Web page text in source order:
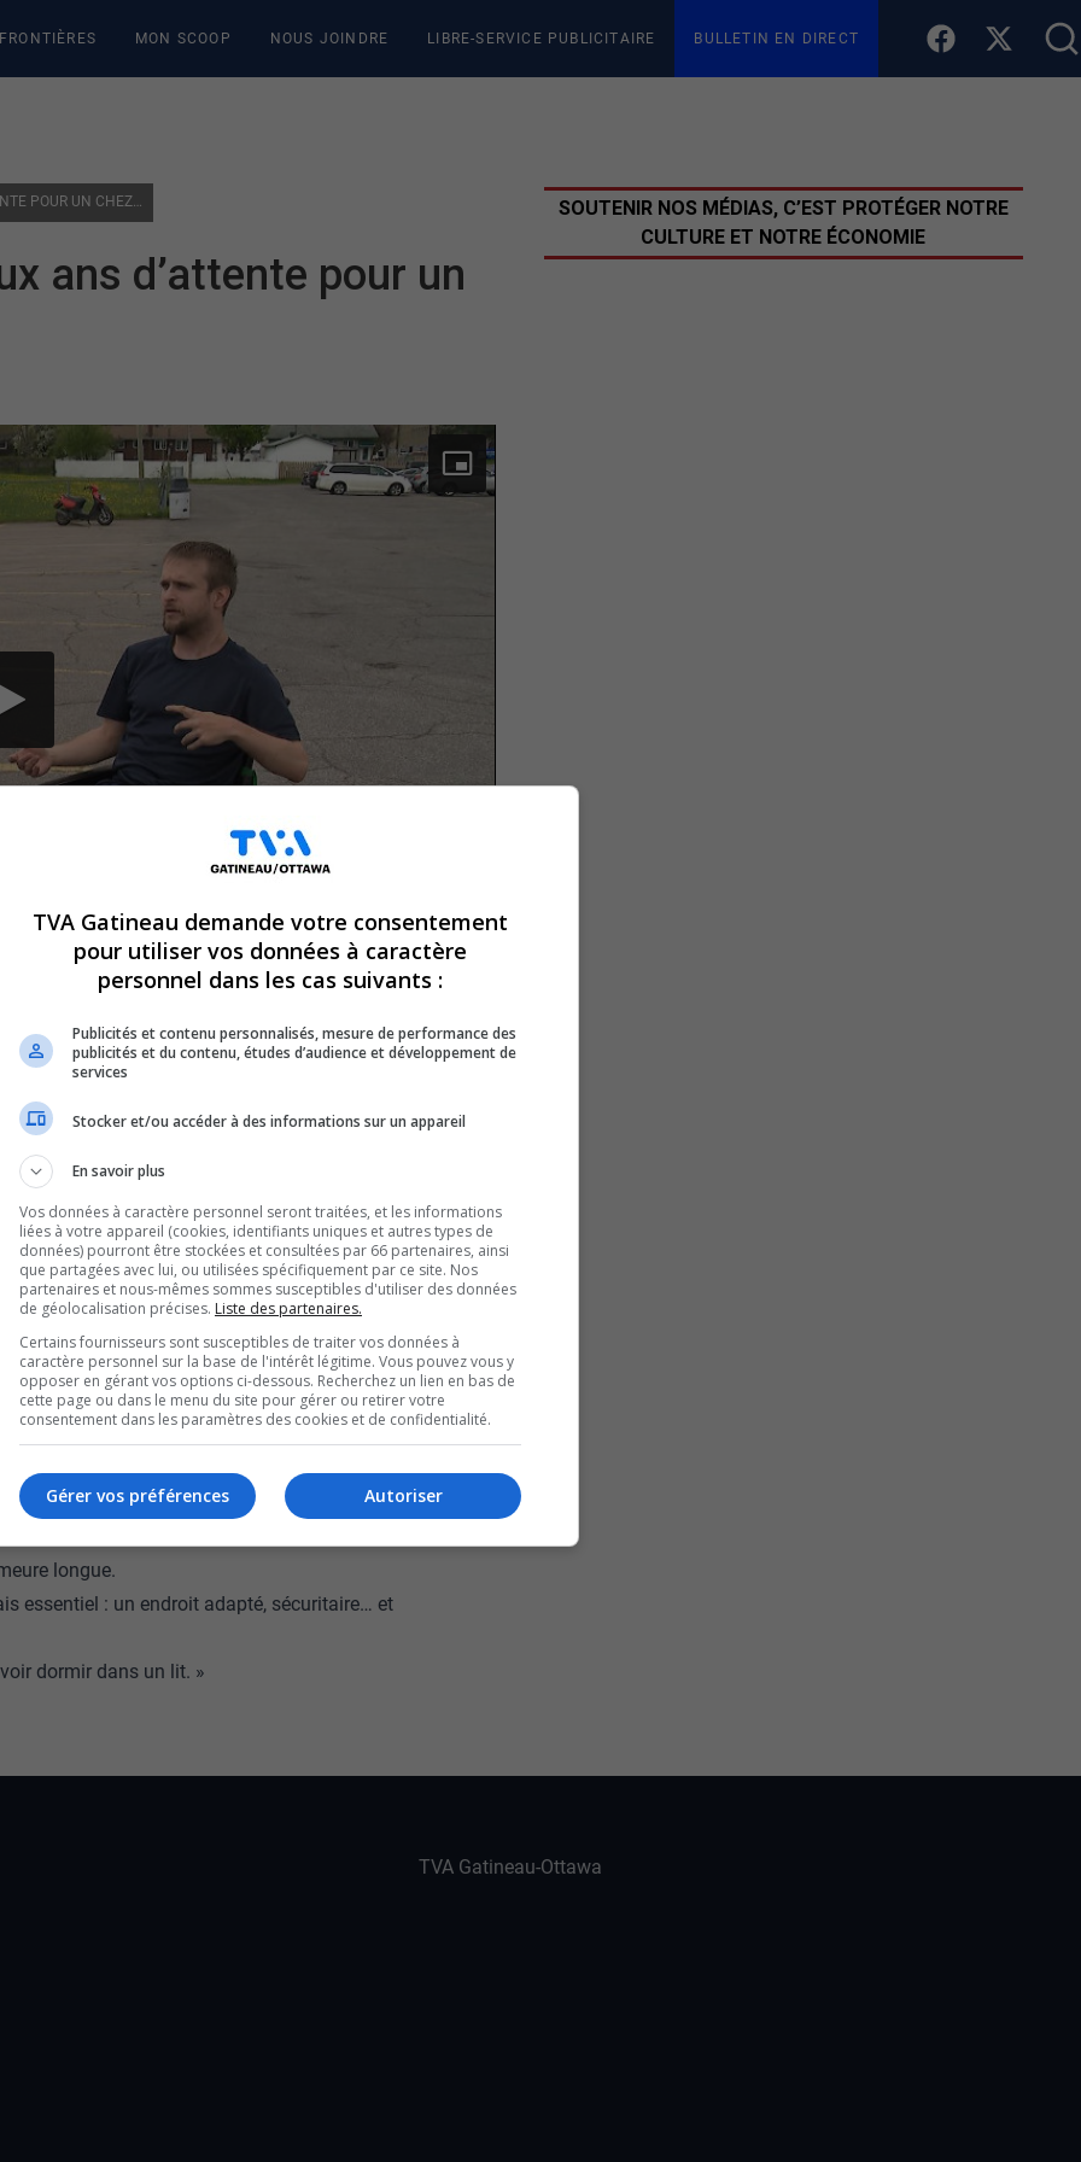
MON SCOOP NOUS JOINDRE LIBRE-SERVICE PUBLICITAIRE BULLETIN EN DIRECT
LOGEMENTS ADAPTÉS | DEUX ANS D’ATTENTE POUR UN CHEZ-SOI
ans d’attente pour un
un défi pour bien des citoyens.
il s’agit souvent d’un
Depuis deux ans, ce résident de 31 ans
roulant, il navigue au quotidien dans un
handicapé pour avoir plus d’aide, mais
plusieurs intervenants, le manque de
abordable ou à prix modique.
juge la situation préoccupante.
construire beaucoup plus de logements
on indique transformer chaque année
Actuellement, 565 unités sont en
longue.
essentiel : un endroit adapté, sécuritaire… et
dormir dans un lit. »
SOUTENIR NOS MÉDIAS, C’EST PROTÉGER NOTRE
CULTURE ET NOTRE ÉCONOMIE
TVA Gatineau-Ottawa
TVA Gatineau demande votre consentement
pour utiliser vos données à caractère
personnel dans les cas suivants :
Publicités et contenu personnalisés, mesure de performance des
publicités et du contenu, études d’audience et développement de
services
Stocker et/ou accéder à des informations sur un appareil
En savoir plus
Vos données à caractère personnel seront traitées, et les informations
liées à votre appareil (cookies, identifiants uniques et autres types de
données) pourront être stockées et consultées par 66 partenaires, ainsi
que partagées avec lui, ou utilisées spécifiquement par ce site. Nos
partenaires et nous-mêmes sommes susceptibles d'utiliser des données
de géolocalisation précises. Liste des partenaires.
Certains fournisseurs sont susceptibles de traiter vos données à
caractère personnel sur la base de l'intérêt légitime. Vous pouvez vous y
opposer en gérant vos options ci-dessous. Recherchez un lien en bas de
cette page ou dans le menu du site pour gérer ou retirer votre
consentement dans les paramètres des cookies et de confidentialité.
Autoriser
Gérer vos préférences